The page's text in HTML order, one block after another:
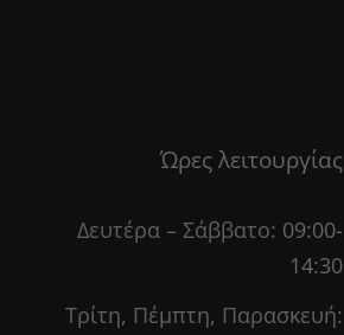
Ώρες λειτουργίας
Δευτέρα – Σάββατο: 09:00-
14:30
Τρίτη, Πέμπτη, Παρασκευή: